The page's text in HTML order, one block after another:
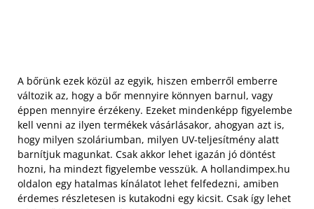
A bőrünk ezek közül az egyik, hiszen emberről emberre
változik az, hogy a bőr mennyire könnyen barnul, vagy
éppen mennyire érzékeny. Ezeket mindenképp figyelembe
kell venni az ilyen termékek vásárlásakor, ahogyan azt is,
hogy milyen szoláriumban, milyen UV-teljesítmény alatt
barnítjuk magunkat. Csak akkor lehet igazán jó döntést
hozni, ha mindezt figyelembe vesszük. A hollandimpex.hu
oldalon egy hatalmas kínálatot lehet felfedezni, amiben
érdemes részletesen is kutakodni egy kicsit. Csak így lehet